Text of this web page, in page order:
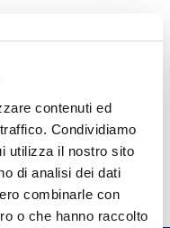
contenuti ed
Condividiamo
utilizza il nostro sito
di analisi dei dati
combinarle con
o che hanno raccolto
te e parla con